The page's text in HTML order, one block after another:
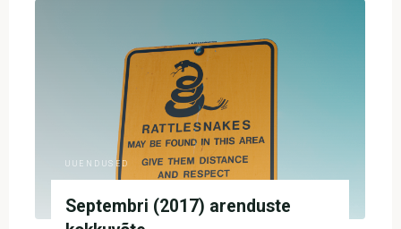
arendustööde
UUENDUSED
Septembri (2017) arenduste